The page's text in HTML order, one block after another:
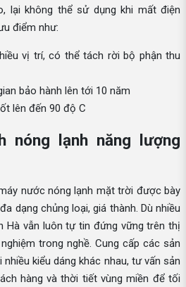
lại không thể sử dụng khi mất điện
điểm như:
vị trí, có thể tách rời bộ phận thu
bảo hành lên tới 10 năm
lên đến 90 độ C
nóng lạnh năng lượng
nước nóng lạnh mặt trời được bày
dạng chủng loại, giá thành. Dù nhiều
Hà vẫn luôn tự tin đứng vững trên thị
trong nghề. Cung cấp các sản
kiểu dáng khác nhau, tư vấn sản
hàng và thời tiết vùng miền để tối